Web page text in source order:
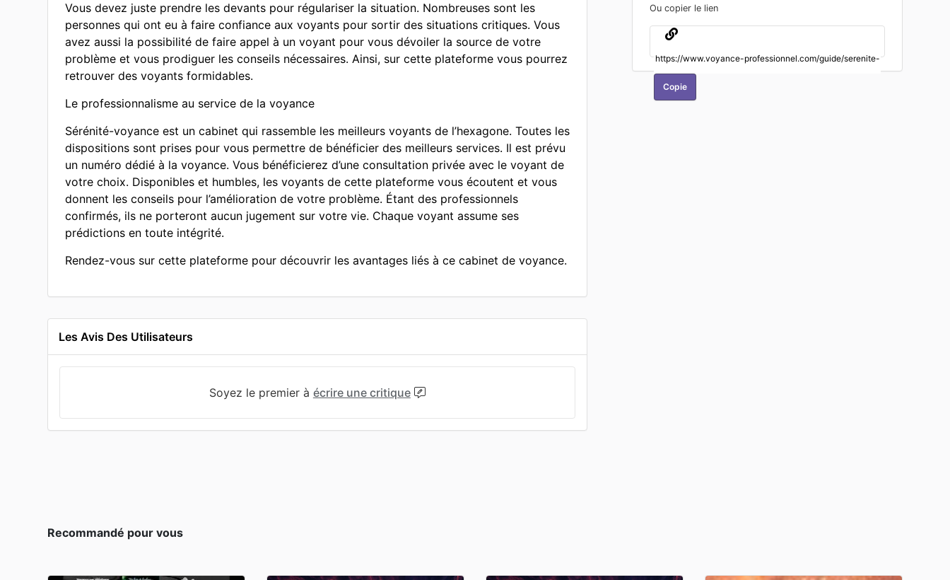
Ou copier le lien
Copie
Vous devez juste prendre les devants pour régulariser la situation. Nombreuses sont les
personnes qui ont eu à faire confiance aux voyants pour sortir des situations critiques. Vous
avez aussi la possibilité de faire appel à un voyant pour vous dévoiler la source de votre
problème et vous prodiguer les conseils nécessaires. Ainsi, sur cette plateforme vous pourrez
retrouver des voyants formidables.
Le professionnalisme au service de la voyance
Sérénité-voyance est un cabinet qui rassemble les meilleurs voyants de l’hexagone. Toutes les
dispositions sont prises pour vous permettre de bénéficier des meilleurs services. Il est prévu
un numéro dédié à la voyance. Vous bénéficierez d’une consultation privée avec le voyant de
votre choix. Disponibles et humbles, les voyants de cette plateforme vous écoutent et vous
donnent les conseils pour l’amélioration de votre problème. Étant des professionnels
confirmés, ils ne porteront aucun jugement sur votre vie. Chaque voyant assume ses
prédictions en toute intégrité.
Rendez-vous sur cette plateforme pour découvrir les avantages liés à ce cabinet de voyance.
Les Avis Des Utilisateurs
Soyez le premier à écrire une critique
Recommandé pour vous